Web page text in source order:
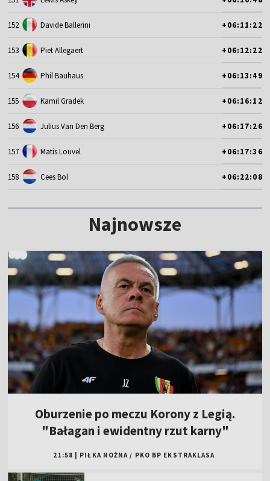
152 Davide Ballerini +06:11:22
153 Piet Allegaert +06:12:22
154 Phil Bauhaus +06:13:49
155 Kamil Gradek +06:16:12
156 Julius Van Den Berg +06:17:26
157 Matis Louvel +06:17:36
158 Cees Bol +06:22:08
Najnowsze
Oburzenie po meczu Korony z Legią.
"Bałagan i ewidentny rzut karny"
21:58 PIŁKA NOŻNA / PKO BP EKSTRAKLASA